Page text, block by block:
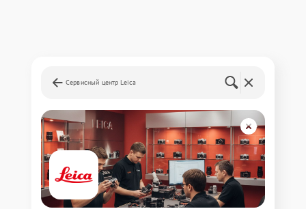
Сервисный центр Leica